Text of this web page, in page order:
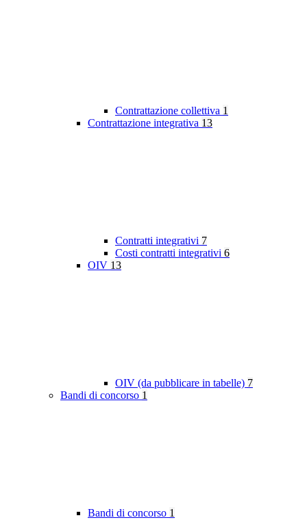
Contrattazione collettiva 1
Contrattazione integrativa 13
Contratti integrativi 7
Costi contratti integrativi 6
OIV 13
OIV (da pubblicare in tabelle) 7
Bandi di concorso 1
Bandi di concorso 1